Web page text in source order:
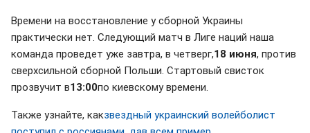
Времени на восстановление у сборной Украины
практически нет. Следующий матч в Лиге наций наша
команда проведет уже завтра, в четверг,18 июня, против
сверхсильной сборной Польши. Стартовый свисток
прозвучит в13:00по киевскому времени.
Также узнайте, какзвездный украинский волейболист